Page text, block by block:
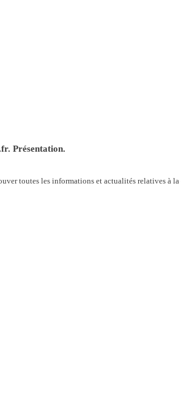
Présentation.
toutes les informations et actualités relatives à